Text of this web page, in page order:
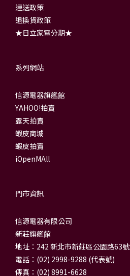
運送政策
退換貨政策
★日立家電分期★
系列網站
信源電器旗艦館
YAHOO!拍賣
露天拍賣
蝦皮商城
蝦皮拍賣
iOpenMAll
門市資訊
信源電器有限公司
新莊旗艦館
地址：242 新北市新莊區公園路63號
電話：(02) 2998-9288 (代表號)
傳真：(02) 8991-6628